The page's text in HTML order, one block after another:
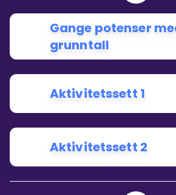
Gange potenser
grunntall
Aktivitetssett 1
Aktivitetssett 2